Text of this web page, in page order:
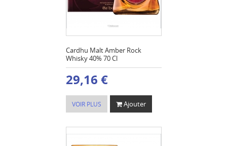
Cardhu Malt Amber Rock
Whisky 40% 70 Cl
29,16 €
VOIR PLUS Ajouter